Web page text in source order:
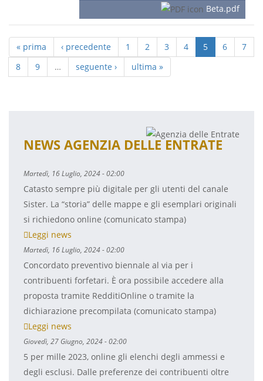
Beta.pdf
« prima ‹ precedente 1 2 3 4 5 6
7
8
9 … seguente › ultima »
NEWS AGENZIA DELLE ENTRATE
Martedì, 16 Luglio, 2024 - 02:00
Catasto sempre più digitale per gli utenti del canale
Sister. La “storia” delle mappe e gli esemplari originali
si richiedono online (comunicato stampa)
Leggi news
Martedì, 16 Luglio, 2024 - 02:00
Concordato preventivo biennale al via per i
contribuenti forfetari. È ora possibile accedere alla
proposta tramite RedditiOnline o tramite la
dichiarazione precompilata (comunicato stampa)
Leggi news
Giovedì, 27 Giugno, 2024 - 02:00
5 per mille 2023, online gli elenchi degli ammessi e
degli esclusi. Dalle preferenze dei contribuenti oltre